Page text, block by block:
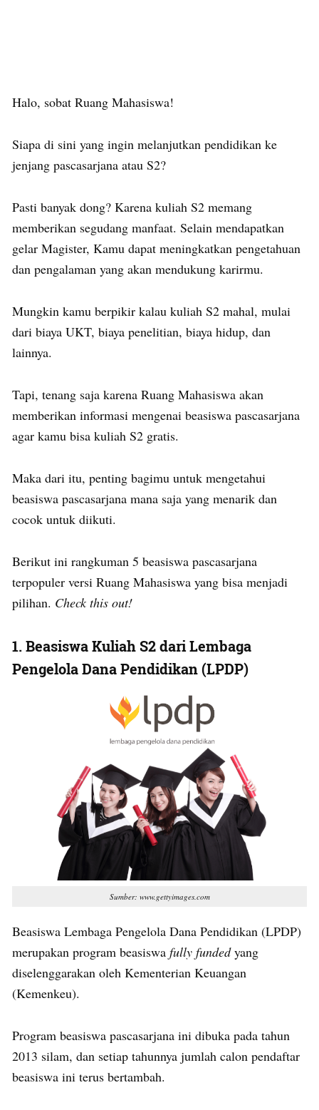
Halo, sobat Ruang Mahasiswa!
Siapa di sini yang ingin melanjutkan pendidikan ke
jenjang pascasarjana atau S2?
Pasti banyak dong? Karena kuliah S2 memang
memberikan segudang manfaat. Selain mendapatkan
gelar Magister, Kamu dapat meningkatkan pengetahuan
dan pengalaman yang akan mendukung karirmu.
Mungkin kamu berpikir kalau kuliah S2 mahal, mulai
dari biaya UKT, biaya penelitian, biaya hidup, dan
lainnya.
Tapi, tenang saja karena Ruang Mahasiswa akan
memberikan informasi mengenai beasiswa pascasarjana
agar kamu bisa kuliah S2 gratis.
Maka dari itu, penting bagimu untuk mengetahui
beasiswa pascasarjana mana saja yang menarik dan
cocok untuk diikuti.
Berikut ini rangkuman 5 beasiswa pascasarjana
terpopuler versi Ruang Mahasiswa yang bisa menjadi
pilihan. Check this out!
1.Beasiswa Kuliah S2 dari Lembaga
Pengelola Dana Pendidikan (LPDP)
Sumber: www.gettyimages.com
Beasiswa Lembaga Pengelola Dana Pendidikan (LPDP)
merupakan program beasiswa fully fundedyang
diselenggarakan oleh Kementerian Keuangan
(Kemenkeu).
Program beasiswa pascasarjana ini dibuka pada tahun
2013 silam, dan setiap tahunnya jumlah calon pendaftar
beasiswa ini terus bertambah.